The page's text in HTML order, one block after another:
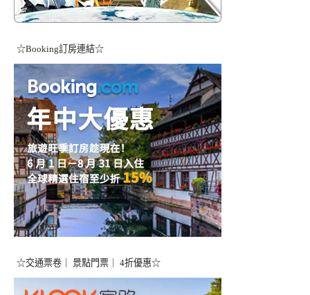
☆Booking訂房連結☆
☆交通票卷｜ 景點門票｜ 4折優惠☆